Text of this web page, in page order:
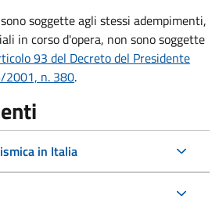
soggette agli stessi adempimenti,
in corso d'opera, non sono soggette
93 del Decreto del Presidente
2001, n. 380.
in Italia